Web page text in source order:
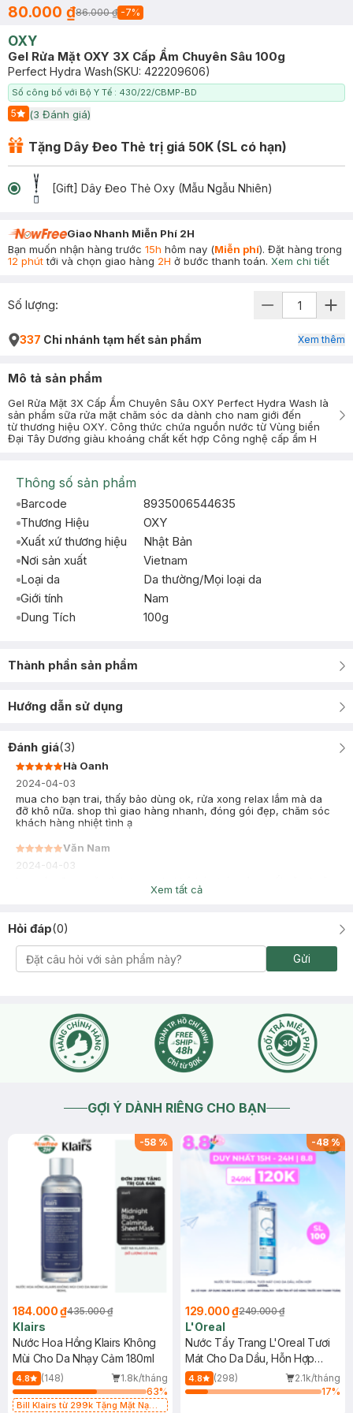
80.000 ₫86.000 ₫ -7%
OXY
Gel Rửa Mặt OXY 3X Cấp Ẩm Chuyên Sâu 100g
Perfect Hydra Wash(SKU: 422209606)
Số công bố với Bộ Y Tế : 430/22/CBMP-BD
5
Start Icon
(3 Đánh giá)
Tặng Dây Đeo Thẻ trị giá 50K (SL có hạn)
[Gift] Dây Đeo Thẻ Oxy (Mẫu Ngẫu Nhiên)
Giao Nhanh Miễn Phí 2H
Bạn muốn nhận hàng trước 15h hôm nay (Miễn phí). Đặt hàng trong
12 phúttới và chọn giao hàng 2H ở bước thanh toán. Xem chi tiết
Số lượng:
337 Chi nhánh tạm hết sản phẩm Xem thêm
Mô tả sản phẩm
Gel Rửa Mặt 3X Cấp Ẩm Chuyên Sâu OXY Perfect Hydra Wash là
sản phẩm sữa rửa mặt chăm sóc da dành cho nam giới đến
từ thương hiệu OXY. Công thức chứa nguồn nước từ Vùng biển
Đại Tây Dương giàu khoáng chất kết hợp Công nghệ cấp ẩm H
Thông số sản phẩm
Barcode
8935006544635
Thương Hiệu
OXY
Xuất xứ thương hiệu
Nhật Bản
Nơi sản xuất
Vietnam
Loại da
Da thường/Mọi loại da
Giới tính
Nam
Dung Tích
100g
Thành phần sản phẩm
Hướng dẫn sử dụng
Đánh giá(3)
Hà Oanh
2024-04-03
mua cho bạn trai, thấy bảo dùng ok, rửa xong relax lắm mà da
đỡ khô nữa. shop thì giao hàng nhanh, đóng gói đẹp, chăm sóc
khách hàng nhiệt tình ạ
Văn Nam
2024-04-03
trời trở lạnh thì nên tham khảo dòng này nhe. t dùng lâu rồi vì da
xong sảng khoái mà da vẫn ẩm, dịch vụ của Hasaki tốt mà giá
Xem tất cả
Hỏi đáp(0)
Gửi
GỢI Ý DÀNH RIÊNG CHO BẠN
-58 %
184.000 ₫435.000 ₫
Klairs
Nước Hoa Hồng Klairs Không
Mùi Cho Da Nhạy Cảm 180ml
4.8 (148)
1.8k/tháng
63%
Bill Klairs từ 299k Tặng Mặt Nạ
-48%
129.000 ₫249.000 ₫
L'Oreal
Nước Tẩy Trang L'Oreal Tươi
Mát Cho Da Dầu, Hỗn Hợp
400ml
4.8 (298)
2.1k/tháng
17%